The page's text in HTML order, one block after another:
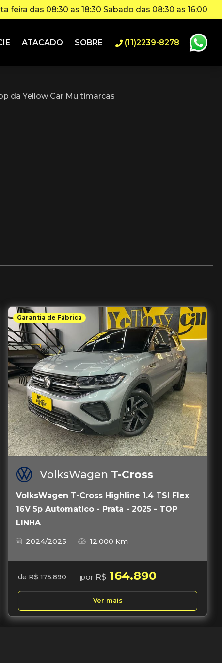
feira das 08:30 as 18:30 Sabado das 08:30 as 16:00
ATACADO SOBRE (11)2239-8278
da Yellow Car Multimarcas
Garantia de Fábrica
VolksWagen T-Cross
VolksWagen T-Cross Highline 1.4 TSI Flex
16V 5p Automatico - Prata - 2025 - TOP
LINHA
2024/2025
12.000 km
de R$ 175.890 por R$ 164.890
Ver mais